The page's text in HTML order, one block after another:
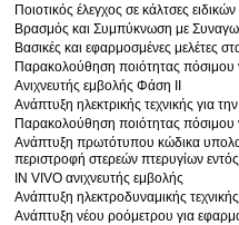
Ποιοτικός έλεγχος σε κάλτσες
Βρασμός και Συμπύκνωση με
Βασικές και εφαρμοσμένες μελέτες
Παρακολούθηση ποιότητας πόσιμου
Ανιχνευτής εμβολής Φάση ΙΙ
Ανάπτυξη ηλεκτρικής τεχνικής για
Παρακολούθηση ποιότητας
Ανάπτυξη πρωτότυπου κώδικα
περιστροφή στερεών πτερυγίων
IN VIVO ανιχνευτής εμβολής
Ανάπτυξη ηλεκτροδυναμικής
Ανάπτυξη νέου ροόμετρου για